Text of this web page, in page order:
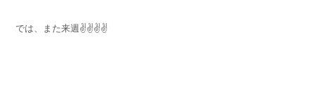
では、また来週✌✌✌✌